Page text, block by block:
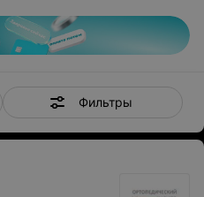
Фильтры